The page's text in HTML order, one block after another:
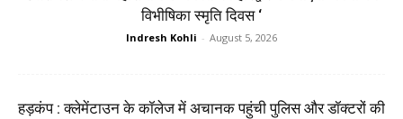
विभीषिका स्मृति दिवस ‘
Indresh Kohli - August 5, 2026
हड़कंप : क्लेमेंटाउन के कॉलेज में अचानक पहुंची पुलिस और डॉक्टरों की